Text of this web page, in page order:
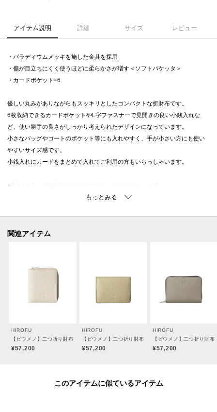
アイテム説明 詳細 サイズ レビュー
・パラディウムメッキを施した金具を採用
・傷が目立ちにくく使うほどに柔らかさが増す＜ソフトバケッタ＞
・カードポケット×6
優しい丸みがありながらもスッキリとしたコンパクトな折財布です。
6枚収納できるカードポケットやL字ファスナーで見開きの良い小銭入れな
ど、使い勝手の良さがしっかり考えられたデザインになっています。
小さなバッグやコートのポケット等にも入れやすく、手が小さい方にも使い
やすいサイズ感です。
小銭入れにカードをまとめて入れてご利用の方もいらっしゃいます。
●札入れ×1、小銭入れ（ジッパー）×1、カードポケット×6
牛革、混合なめし、ナチュラルシュリンク仕上げ。
イタリアのタンナーのレザーを採用。
HIROFUならではのオリジナルカラーを纏わせ、その特別感と深みを際立たせ
ています。
傷が比較的目立ちにくく、使うほどに柔らかさが増していく革本来の弾力を
愉しめる素材。
金具には、ジュエリーにも使用される高品質なパラディウムメッキを施して
関連アイテム
HIROFU
【ピウメノ】二つ折り財布 レザー コンパクトウォレット 本革（商品番号：P25-65310
¥57,200
HIROFU
【ピウメノ】二つ折り財布 レザー コンパクトウォレッ
¥57,200
HIROFU
【ピウメノ】二つ折り財
¥57,200
このアイテムに似ているアイテム